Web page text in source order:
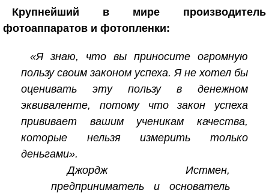
Крупнейший в мире производитель
фотоаппаратов и фотопленки:
«Я знаю, что вы приносите огромную
пользу своим законом успеха. Я не хотел бы
оценивать эту пользу в денежном
эквиваленте, потому что закон успеха
прививает вашим ученикам качества,
которые нельзя измерить только
деньгами».
Джордж Истмен,
предприниматель и основатель